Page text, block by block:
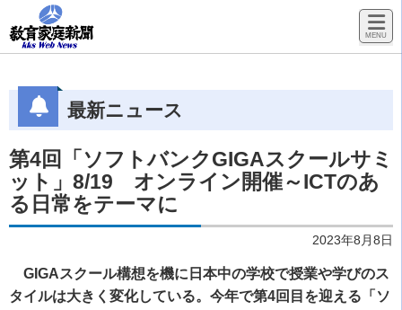
最新ニュース
第4回「ソフトバンクGIGAスクールサミ
ット」8/19 オンライン開催～ICTのあ
る日常をテーマに
2023年8月8日
GIGAスクール構想を機に日本中の学校で授業や学びのス
タイルは大きく変化している。今年で第4回目を迎える「ソ